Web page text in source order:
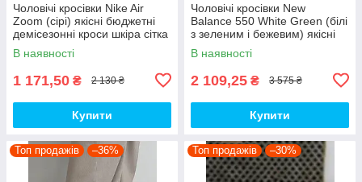
Чоловічі кросівки Nike Air
Zoom (сірі) якісні бюджетні
демісезонні кроси шкіра сітка
D426 топ
В наявності
1 171,50 ₴ 2 130 ₴
Купити
Чоловічі кросівки New
Balance 550 White Green (білі
з зеленим і бежевим) якісні
модні кроси NB020 топ
В наявності
2 109,25 ₴ 3 575 ₴
Купити
Топ продажів –36% Топ продажів –30%